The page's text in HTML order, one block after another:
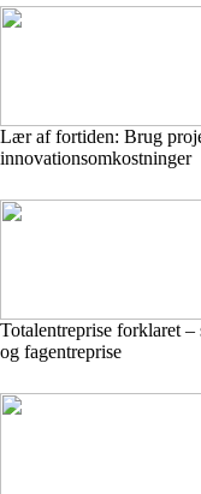
Lær af fortiden: Brug
innovationsomkostninger
Totalentreprise forklaret –
og fagentreprise